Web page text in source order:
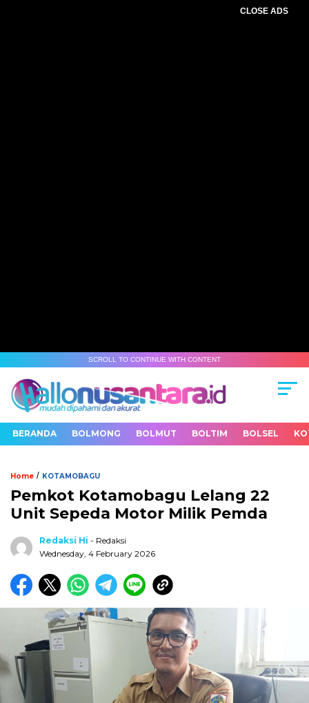
CLOSE ADS
SCROLL TO CONTINUE WITH CONTENT
BERANDA BOLMONG BOLMUT BOLTIM BOLSEL
Home / KOTAMOBAGU
Pemkot Kotamobagu Lelang 22
Unit Sepeda Motor Milik Pemda
Redaksi Hi - Redaksi
Wednesday, 4 February 2026